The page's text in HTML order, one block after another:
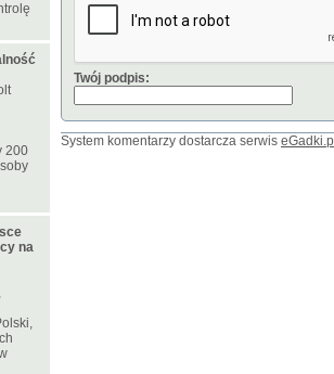
Twój podpis:
System komentarzy dostarcza serwis eGadki.pl
200
na